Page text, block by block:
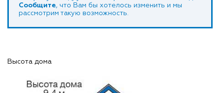
Сообщите, что Вам бы хотелось изменить и мы
рассмотрим такую возможность.
Высота дома